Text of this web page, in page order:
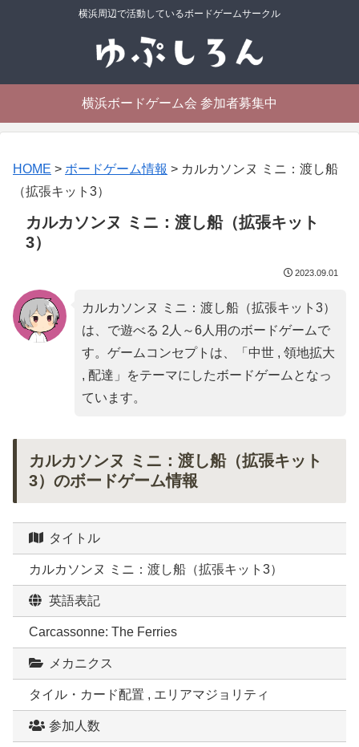
横浜周辺で活動しているボードゲームサークル
横浜ボードゲーム会 参加者募集中
HOME > ボードゲーム情報 > カルカソンヌ ミニ：渡し船
（拡張キット3）
カルカソンヌ ミニ：渡し船（拡張キット
3）
2023.09.01
カルカソンヌ ミニ：渡し船（拡張キット3）
は、で遊べる 2人～6人用のボードゲームで
す。ゲームコンセプトは、「 中世 , 領地拡大
, 配達 」をテーマにしたボードゲームとなっ
ています。
カルカソンヌ ミニ：渡し船（拡張キット
3）のボードゲーム情報
タイトル
カルカソンヌ ミニ：渡し船（拡張キット3）
英語表記
Carcassonne: The Ferries
メカニクス
タイル・カード配置 , エリアマジョリティ
参加人数